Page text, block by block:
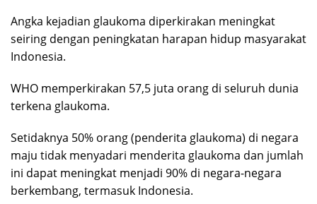
Angka kejadian glaukoma diperkirakan meningkat
seiring dengan peningkatan harapan hidup masyarakat
Indonesia.
WHO memperkirakan 57,5 juta orang di seluruh dunia
terkena glaukoma.
Setidaknya 50% orang (penderita glaukoma) di negara
maju tidak menyadari menderita glaukoma dan jumlah
ini dapat meningkat menjadi 90% di negara-negara
berkembang, termasuk Indonesia.